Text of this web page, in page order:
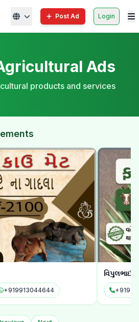
Post Ad Login
Ads
products and services
+919913044644
વિપુલભાઈ